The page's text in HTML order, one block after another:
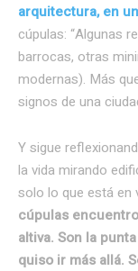
arquitectura, en
cúpulas: “Algunas
barrocas, otras
modernas). Más
signos de una
Y sigue
la vida mirando
solo lo que está en
cúpulas
altiva. Son la
quiso ir más allá.